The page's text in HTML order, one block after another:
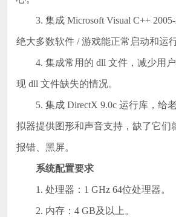
3. 集成 Microsoft Visual C++ 2005-
绝大多数软件 / 游戏能正常启动和运行
4. 集成常用的 dll 文件，减少用户
现 dll 文件缺失的情况。
5. 集成 DirectX 9.0c 运行库，给
拟器提供图形和声音支持，缺了它们
报错、黑屏。
系统配置要求
1. 处理器：1 GHz 64位处理器。
2. 内存：4 GB及以上。